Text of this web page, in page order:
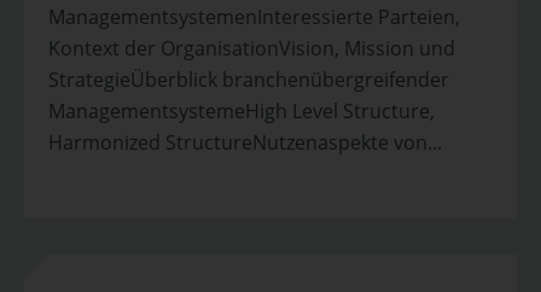
ManagementsystemenInteressierte Parteien,
Kontext der OrganisationVision, Mission und
StrategieÜberblick branchenübergreifender
ManagementsystemeHigh Level Structure,
Harmonized StructureNutzenaspekte von...